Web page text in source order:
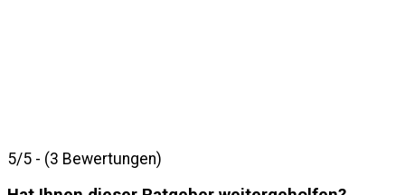
5/5 - (3 Bewertungen)